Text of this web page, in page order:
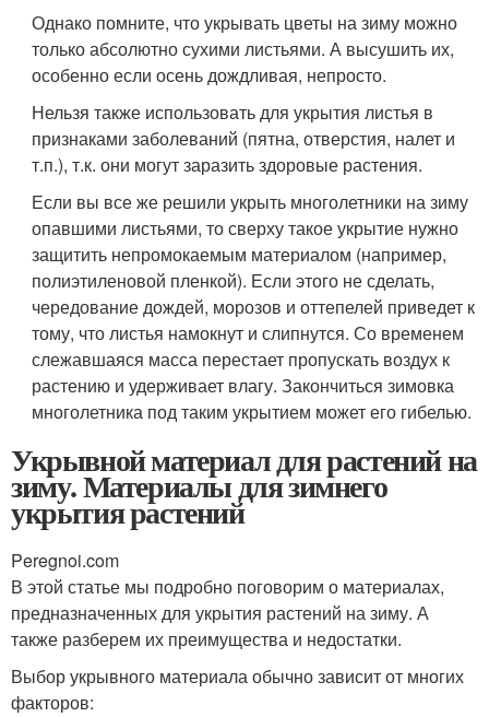
Однако помните, что укрывать цветы на зиму можно
только абсолютно сухими листьями. А высушить их,
особенно если осень дождливая, непросто.
Нельзя также использовать для укрытия листья в
признаками заболеваний (пятна, отверстия, налет и
т.п.), т.к. они могут заразить здоровые растения.
Если вы все же решили укрыть многолетники на зиму
опавшими листьями, то сверху такое укрытие нужно
защитить непромокаемым материалом (например,
полиэтиленовой пленкой). Если этого не сделать,
чередование дождей, морозов и оттепелей приведет к
тому, что листья намокнут и слипнутся. Со временем
слежавшаяся масса перестает пропускать воздух к
растению и удерживает влагу. Закончиться зимовка
многолетника под таким укрытием может его гибелью.
Укрывной материал для растений на
зиму. Материалы для зимнего
укрытия растений
Peregnoi.com
В этой статье мы подробно поговорим о материалах,
предназначенных для укрытия растений на зиму. А
также разберем их преимущества и недостатки.
Выбор укрывного материала обычно зависит от многих
факторов: